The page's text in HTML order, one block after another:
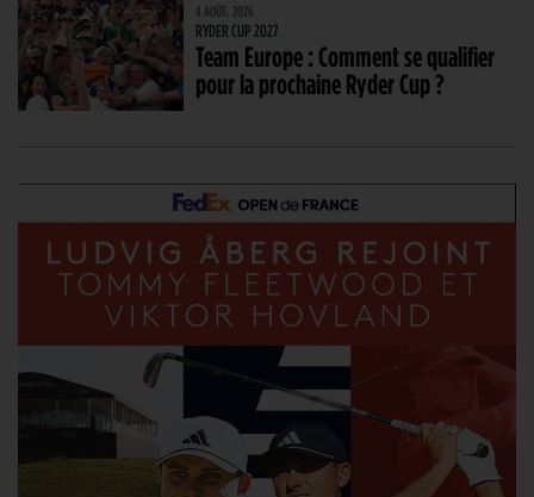
4 AOÛT. 2026
RYDER CUP 2027
Team Europe : Comment se qualifier
pour la prochaine Ryder Cup ?